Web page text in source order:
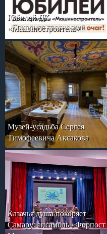
Юбилей ДК
«Машиностроитель»
Музей-усадьба Сергея
Тимофеевича Аксакова
Казачья душа покоряет
Самару: ансамбль «Форпост